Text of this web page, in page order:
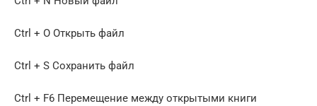
Ctrl + O Открыть файл
Ctrl + S Сохранить файл
Ctrl + F6 Перемещение между открытыми книги